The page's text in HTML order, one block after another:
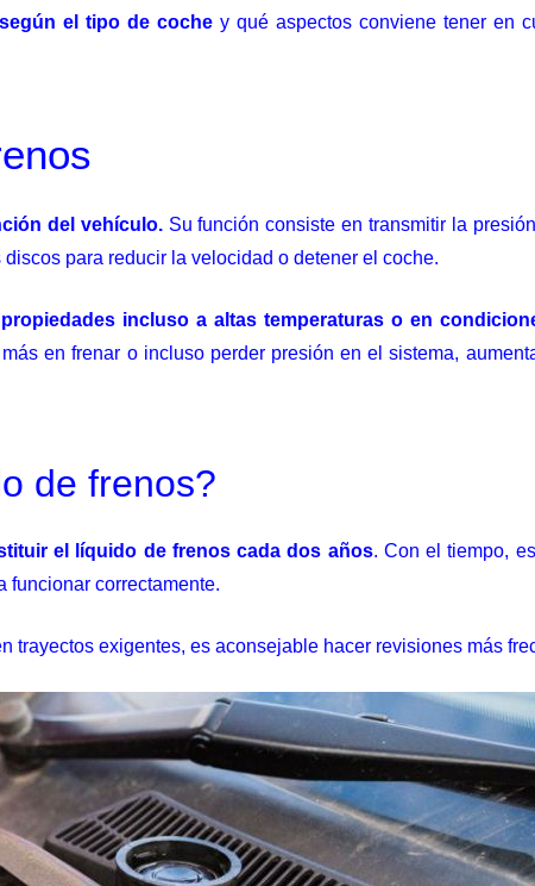
el tipo de coche y qué aspectos conviene tener en
del vehículo.Su función consiste en transmitir la
para reducir la velocidad o detener el coche.
incluso a altas temperaturas o en
en frenar o incluso perder presión en el sistema,
de frenos?
el líquido de frenos cada dos años. Con el tiempo,
funcionar correctamente.
trayectos exigentes, es aconsejable hacer revisiones más